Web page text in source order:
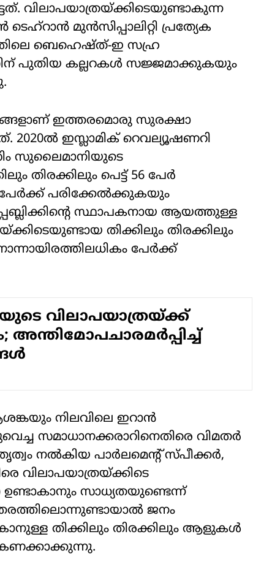
വിലാപയാത്രയ്ക്കിടെയുണ്ടാകുന്ന
മുന്‍സിപ്പാലിറ്റി പ്രത്യേക
ബെഹെഷ്ത്-ഇ സഹ്ര
പുതിയ കല്ലറകള്‍ സജ്ജമാക്കുകയും
ഇത്തരമൊരു സുരക്ഷാ
2020ല്‍ ഇസ്ലാമിക് റെവല്യൂഷണറി
സുലൈമാനിയുടെ
തിരക്കിലും പെട്ട് 56 പേര്‍
പരിക്കേല്‍ക്കുകയും
സ്ഥാപകനായ ആയത്തുള്ള
തിക്കിലും തിരക്കിലും
പേര്‍ക്ക്
വിലാപയാത്രയ്ക്ക്
അന്തിമോപചാരമർപ്പിച്ച്
നിലവിലെ ഇറാന്‍
സമാധാനക്കരാറിനെതിരെ വിമതര്‍
നല്‍കിയ പാര്‍ലമെന്റ് സ്പീക്കര്‍,
വിലാപയാത്രയ്ക്കിടെ
സാധ്യതയുണ്ടെന്ന്
ജനം
തിക്കിലും തിരക്കിലും ആളുകള്‍
കണക്കാക്കുന്നു.